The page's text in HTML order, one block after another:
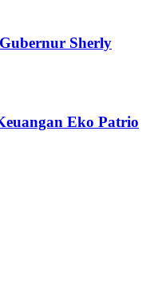
Sherly
Eko Patrio